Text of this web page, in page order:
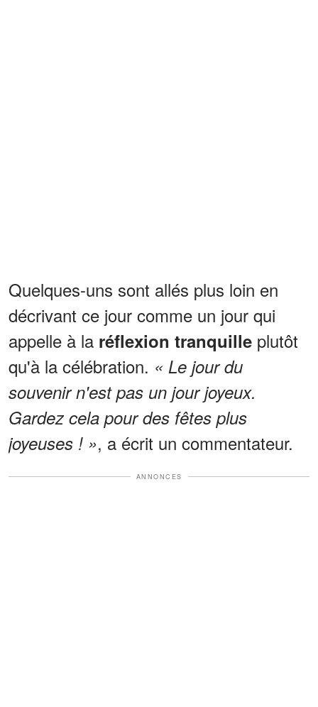
Quelques-uns sont allés plus loin en
décrivant ce jour comme un jour qui
appelle à la réflexion tranquille plutôt
qu'à la célébration. « Le jour du
souvenir n'est pas un jour joyeux.
Gardez cela pour des fêtes plus
joyeuses ! », a écrit un commentateur.
ANNONCES